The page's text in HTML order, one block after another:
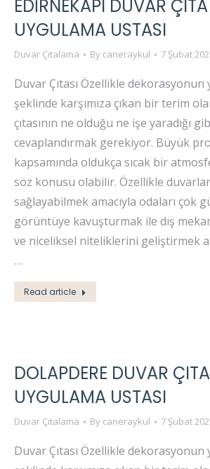
EDIRNEKAPI DUVAR ÇITA
UYGULAMA USTASI
Duvar Çıtalama By caneraykul 7 Şubat
Duvar Çıtası Özellikle dekorasyonun
şeklinde karşımıza çıkan bir terim
çıtasının ne olduğu ne işe yaradığı
cevaplandırmak gerekiyor. Büyük
kapsamında oldukça sıcak bir
söz konusu olabilir. Özellikle
sağlayabilmek amacıyla odaları çok
görüntüye kavuşturmak ile dış
ve niceliksel niteliklerini geliştirmek
…
Read article
DOLAPDERE DUVAR ÇITA
UYGULAMA USTASI
Duvar Çıtalama By caneraykul 7 Şubat
Duvar Çıtası Özellikle dekorasyonun